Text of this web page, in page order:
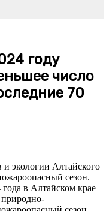
году
число
70
экологии Алтайского
сезон.
в Алтайском крае
природно-